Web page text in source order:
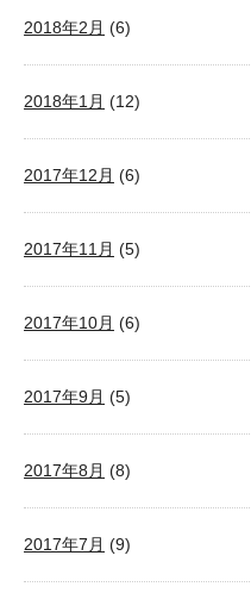
2018年2月 (6)
2018年1月 (12)
2017年12月 (6)
2017年11月 (5)
2017年10月 (6)
2017年9月 (5)
2017年8月 (8)
2017年7月 (9)